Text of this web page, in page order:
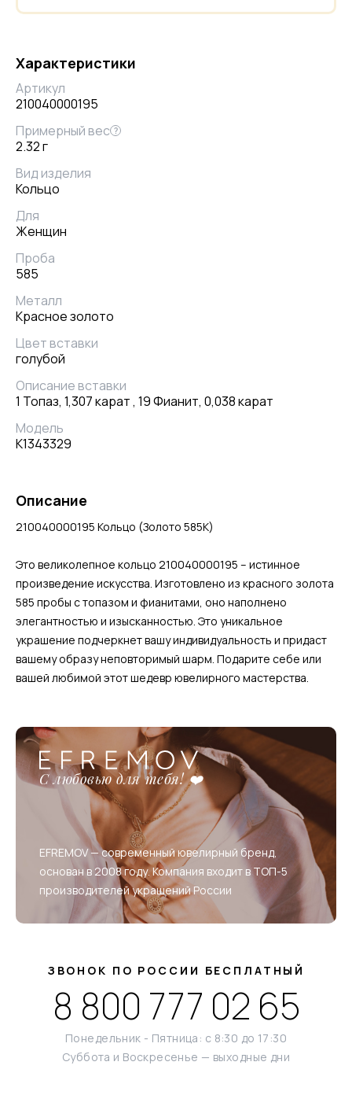
Характеристики
Артикул
210040000195
Примерный вес ?
2.32 г
Вид изделия
Кольцо
Для
Женщин
Проба
585
Металл
Красное золото
Цвет вставки
голубой
Описание вставки
1 Топаз, 1,307 карат , 19 Фианит, 0,038 карат
Модель
К1343329
Описание
210040000195 Кольцо (Золото 585К)
Это великолепное кольцо 210040000195 – истинное
произведение искусства. Изготовлено из красного золота
585 пробы с топазом и фианитами, оно наполнено
элегантностью и изысканностью. Это уникальное
украшение подчеркнет вашу индивидуальность и придаст
вашему образу неповторимый шарм. Подарите себе или
вашей любимой этот шедевр ювелирного мастерства.
С любовью для тебя! ❤️
EFREMOV — современный ювелирный бренд,
основан в 2008 году. Компания входит в ТОП-5
производителей украшений России
ЗВОНОК ПО РОССИИ БЕСПЛАТНЫЙ
8 800 777 02 65
Понедельник - Пятница: с 8:30 до 17:30
Суббота и Воскресенье — выходные дни